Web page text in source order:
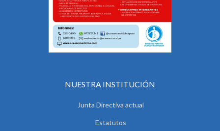
NUESTRA INSTITUCIÓN
Junta Directiva actual
Estatutos